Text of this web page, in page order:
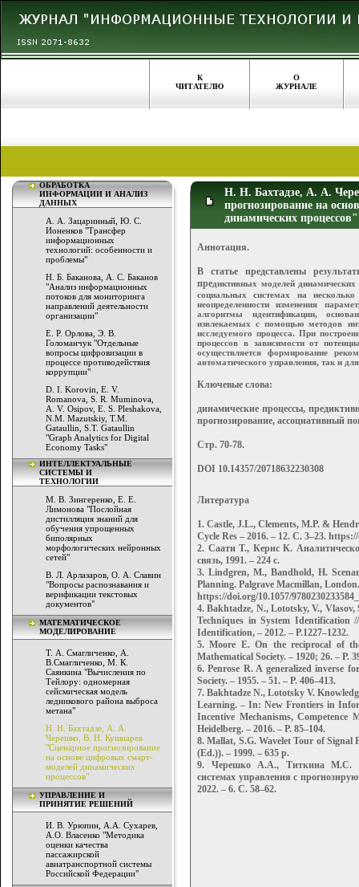
К
ЧИТАТЕЛЮ
О
ЖУРНАЛЕ
ОБРАБОТКА
ИНФОРМАЦИИ И АНАЛИЗ
ДАННЫХ
А. А. Зацаринный, Ю. С.
Ионенков "Трансфер
информационных
технологий: особенности и
проблемы"
Н. Б. Баканова, А. С. Баканов
"Анализ информационных
потоков для мониторинга
направлений деятельности
организации"
Е. Р. Орлова, Э. В.
Голоманчук "Отдельные
вопросы цифровизации в
процессе противодействия
коррупции"
D. I. Korovin, E. V.
Romanova, S. R. Muminova,
A. V. Osipov, E. S. Pleshakova,
N.M. Mazutskiy, T.M.
Gataullin, S.T. Gataullin
"Graph Analytics for Digital
Economy Tasks"
ИНТЕЛЛЕКТУАЛЬНЫЕ
СИСТЕМЫ И
ТЕХНОЛОГИИ
М. В. Зингеренко, Е. Е.
Лимонова "Послойная
дистилляция знаний для
обучения упрощенных
биполярных
морфологических нейронных
сетей"
В. Л. Арлазаров, О. А. Славин
"Вопросы распознавания и
верификации текстовых
документов"
МАТЕМАТИЧЕСКОЕ
МОДЕЛИРОВАНИЕ
Т. А. Смагличенко, А.
В.Смагличенко, М. К.
Саянкина "Вычисления по
Тейлору: одномерная
сейсмическая модель
ледникового района выброса
метана"
Н. Н. Бахтадзе, А. А.
Черешко, В. Н. Кушнарев
"Сценарное прогнозирование
на основе цифровых смарт-
моделей динамических
процессов"
УПРАВЛЕНИЕ И
ПРИНЯТИЕ РЕШЕНИЙ
И. В. Урюпин, А.А. Сухарев,
А.О. Власенко "Методика
оценки качества
пассажирской
авиатранспортной системы
Российской Федерации"
Н. Н. Бахтадзе, А. А.
прогнозирование на
динамических процессов"
Аннотация.
В статье представлены
предиктивных моделей
социальных системах на
неопределенности изменения
алгоритмы идентификации,
извлекаемых с помощью методов
исследуемого процесса. При
процессов в зависимости от
осуществляется формирование
автоматического управления, так и
Ключевые слова:
динамические процессы,
прогнозирование, ассоциативный
Стр. 70-78.
DOI 10.14357/20718632230308
Литература
1. Castle, J.L., Clements, M.P. &
Cycle Res – 2016. – 12. С. 3–23.
2. Саати Т., Кернс К.
связь, 1991. – 224 с.
3. Lindgren, M., Bandhold, H.
Planning. Palgrave Macmillan,
https://doi.org/10.1057/
4. Bakhtadze, N., Lototsky, V.,
Techniques in System Identification
Identification, – 2012. – P.1227–1232.
5. Moore E. On the reciprocal of
Mathematical Society. – 1920; 26. – P.
6. Penrose R. A generalized inverse
Society. – 1955. – 51. – P. 406–413.
7. Bakhtadze N., Lototsky V.
Learning. – In: New Frontiers in
Incentive Mechanisms, Competence
Heidelberg. – 2016. – P. 85–104.
8. Mallat, S.G. Wavelet Tour of Signal
(Ed.)). – 1999. – 635 p.
9. Черешко А.А., Титкина М.С.
системах управления с
2022. – 6. С. 58–62.